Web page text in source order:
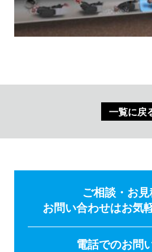
一覧に戻
ご相談・お見
お問い合わせはお気
電話でのお問